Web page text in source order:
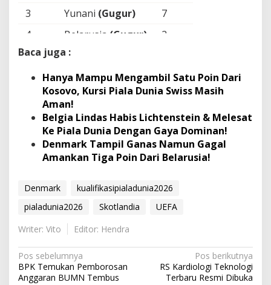
3 Yunani (Gugur)
7
4
Belarusia (Gugur)
2
Baca juga :
Hanya Mampu Mengambil Satu Poin Dari
Kosovo, Kursi Piala Dunia Swiss Masih
Aman!
Belgia Lindas Habis Lichtenstein & Melesat
Ke Piala Dunia Dengan Gaya Dominan!
Denmark Tampil Ganas Namun Gagal
Amankan Tiga Poin Dari Belarusia!
Denmark​
kualifikasipialadunia2026
pialadunia2026
Skotlandia
UEFA
Writer: Vito
Editor: Hendra
N
a
Pos sebelumnya
BPK Temukan Pemborosan
Anggaran BUMN Tembus
Pos berikutnya
RS Kardiologi Teknologi
Terbaru Resmi Dibuka